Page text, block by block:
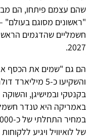
שהם עצמם פיתחו, הם
"ראשונים מסוגם בעולם"
חשמליים שהדגמים
2027.
הם גם "שמים את הכסף
והשקיעו כ-5
בקנטקי ובמישיגן,
באמריקה היא טנדר
של לואיוויל ויגיע ללקוחות ב-